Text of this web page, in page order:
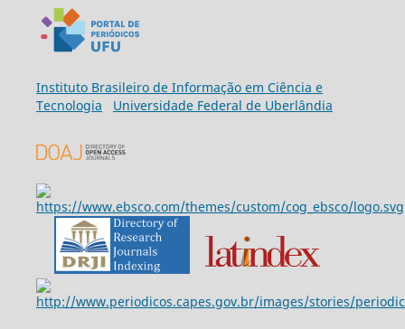
Instituto Brasileiro de Informação em Ciência e
Tecnologia
Universidade Federal de Uberlândia